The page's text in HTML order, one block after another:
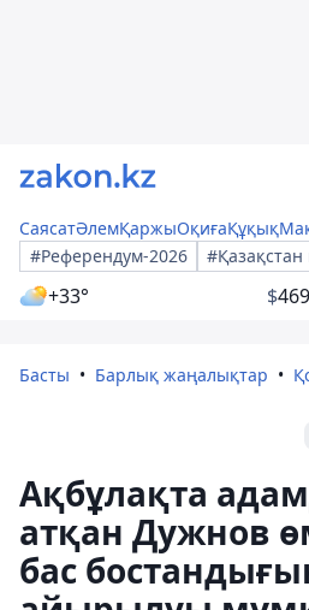
СаясатӘлемҚаржыОқиғаҚұқық
#Референдум-2026
+33° $
Басты Барлық жаңалықтар
Ақбұлақта
атқан Дужнов
бас